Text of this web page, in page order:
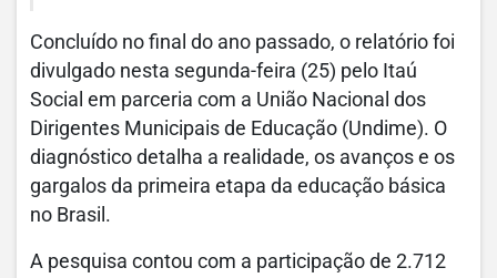
Concluído no final do ano passado, o relatório foi
divulgado nesta segunda-feira (25) pelo Itaú
Social em parceria com a União Nacional dos
Dirigentes Municipais de Educação (Undime). O
diagnóstico detalha a realidade, os avanços e os
gargalos da primeira etapa da educação básica
no Brasil.
A pesquisa contou com a participação de 2.712